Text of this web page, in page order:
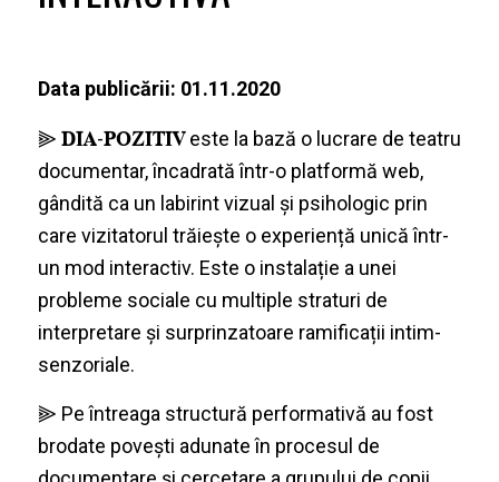
Data publicării: 01.11.2020
⫸ 𝐃𝐈𝐀-𝐏𝐎𝐙𝐈𝐓𝐈𝐕 este la bază o lucrare de teatru
documentar, încadrată într-o platformă web,
gândită ca un labirint vizual și psihologic prin
care vizitatorul trăiește o experiență unică într-
un mod interactiv. Este o instalație a unei
probleme sociale cu multiple straturi de
interpretare și surprinzatoare ramificații intim-
senzoriale.
⫸ Pe întreaga structură performativă au fost
brodate povești adunate în procesul de